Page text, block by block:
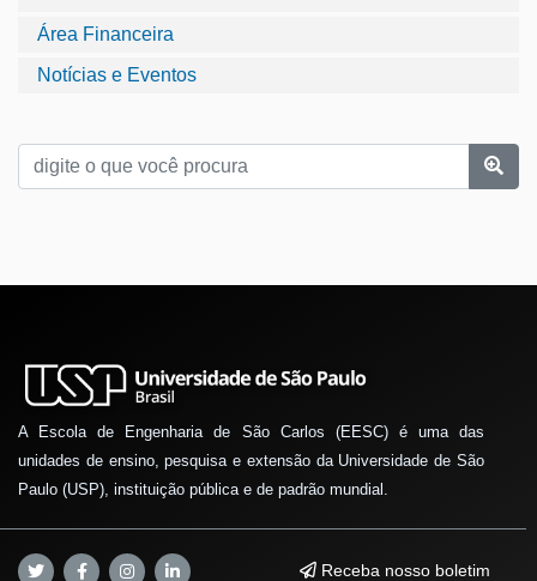
Área Financeira
Notícias e Eventos
A Escola de Engenharia de São Carlos (EESC) é uma das
unidades de ensino, pesquisa e extensão da Universidade de São
Paulo (USP), instituição pública e de padrão mundial.
Receba nosso boletim